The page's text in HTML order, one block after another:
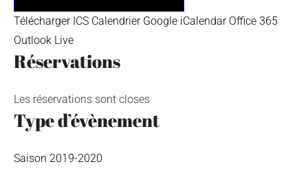
Télécharger ICS Calendrier Google iCalendar Office 365
Outlook Live
Réservations
Les réservations sont closes
Type d’évènement
Saison 2019-2020